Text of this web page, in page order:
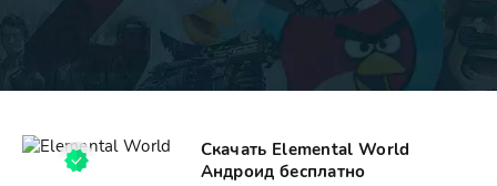
Скачать Elemental World
Андроид бесплатно